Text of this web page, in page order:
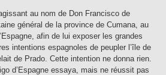
au nom de Don Francisco de
général de la province de Cumana, au
afin de lui exposer les grandes
intentions espagnoles de peupler l’île de
de Prado. Cette intention ne donna rien.
d’Espagne essaya, mais ne réussit pas